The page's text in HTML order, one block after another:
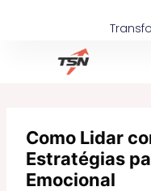
Como Lidar
Estratégias
Emocional